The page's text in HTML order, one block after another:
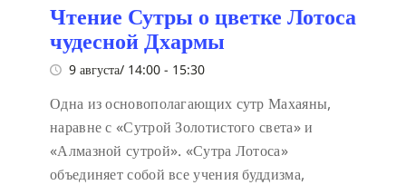
Чтение Сутры о цветке Лотоса
чудесной Дхармы
9 августа/ 14:00 - 15:30
Одна из основополагающих сутр Махаяны,
наравне с «Сутрой Золотистого света» и
«Алмазной сутрой». «Сутра Лотоса»
объединяет собой все учения буддизма,